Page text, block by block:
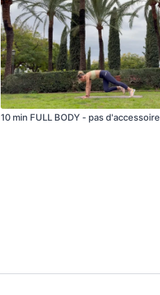
10 min FULL BODY - pas d'accessoire